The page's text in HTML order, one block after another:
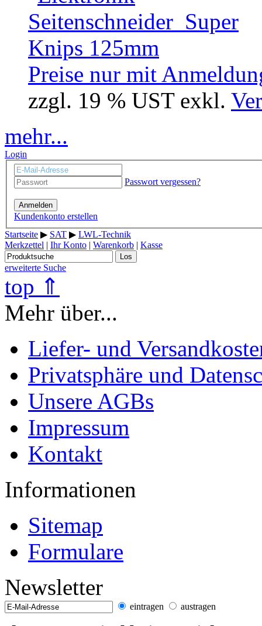
Preise nur mit
zzgl. 19 % UST exkl.
mehr...
Login
Passwort vergessen?
Anmelden
Kundenkonto erstellen
Startseite ▶ SAT ▶ LWL-Technik
Merkzettel
Ihr Konto Warenkorb Kasse
Los
erweiterte Suche
top ⇑
Mehr über...
Liefer- und
Privatsphäre und
Unsere AGBs
Impressum
Kontakt
Informationen
Sitemap
Formulare
Newsletter
eintragen austragen